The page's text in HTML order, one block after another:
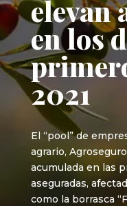
elevan
en los
2021
El “pool” de
agrario,
acumulada en las
aseguradas,
como la borrasca